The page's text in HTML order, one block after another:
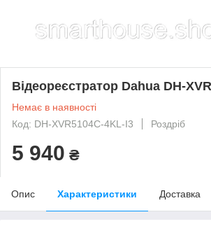
Відеореєстратор Dahua DH-
Немає в наявності
Код: DH-XVR5104C-4KL-I3
Роздріб
5 940 ₴
Опис Характеристики Доставка